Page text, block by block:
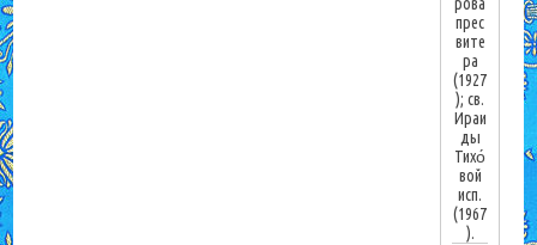
рова
прес
вите
ра
(1927
); св.
Ираи
ды
Тихо́
вой
исп.
(1967
).